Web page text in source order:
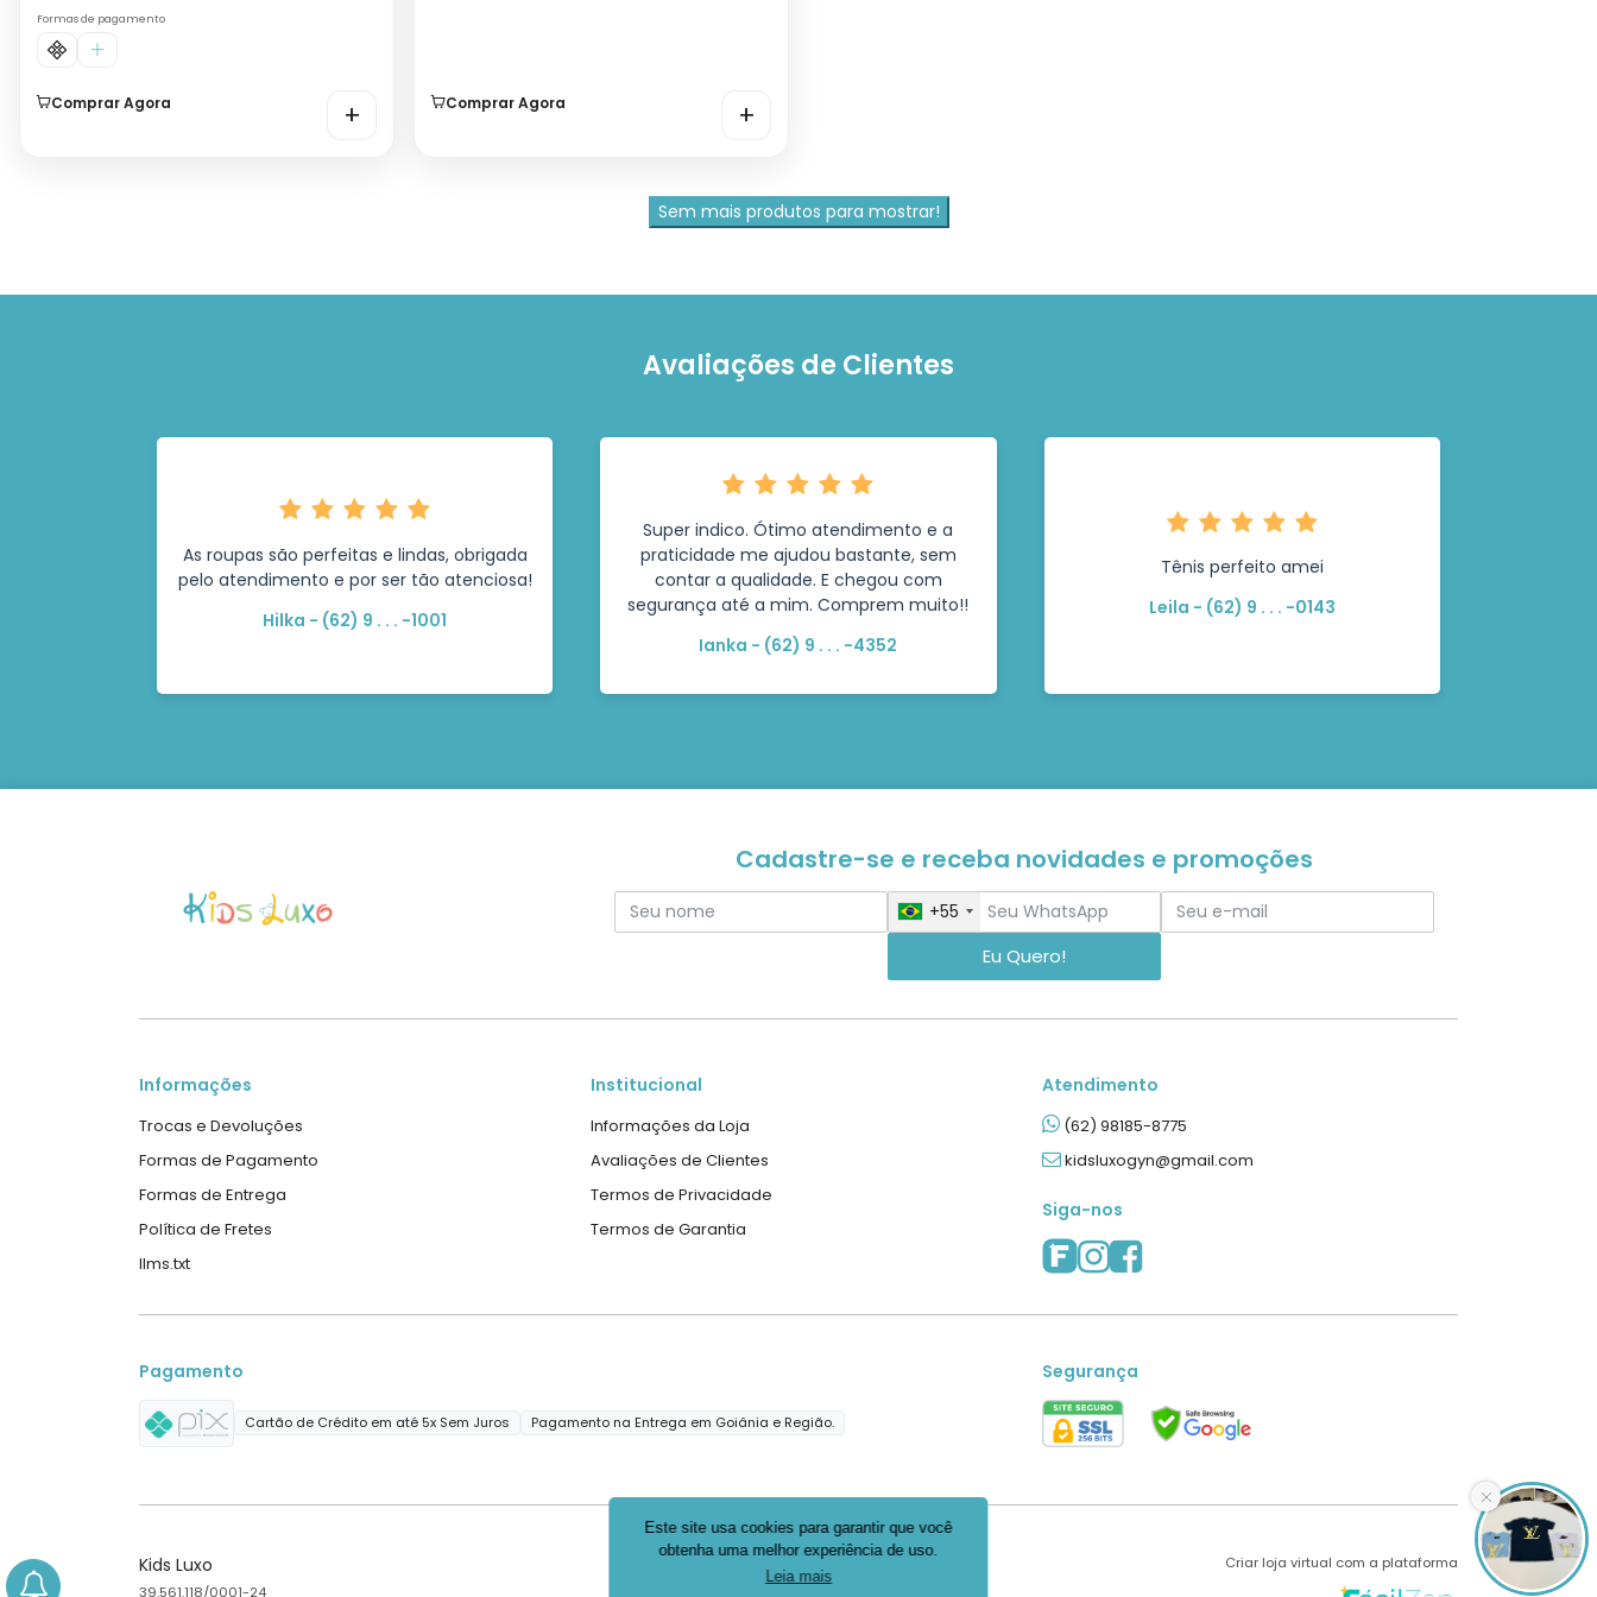
Este site usa cookies para garantir que você
obtenha uma melhor experiência de uso.
Leia mais
Formas de pagamento
Comprar Agora + Comprar Agora +
Sem mais produtos para mostrar!
Avaliações de Clientes
As roupas são perfeitas e lindas, obrigada
pelo atendimento e por ser tão atenciosa!
Hilka - (62) 9 . . . -1001
Super indico. Ótimo atendimento e a
praticidade me ajudou bastante, sem
contar a qualidade. E chegou com
segurança até a mim. Comprem muito!!
Ianka - (62) 9 . . . -4352
Tênis perfeito amei
Leila - (62) 9 . . . -0143
Cadastre-se e receba novidades e promoções
+55
Eu Quero!
Informações
Trocas e Devoluções
Formas de Pagamento
Formas de Entrega
Política de Fretes
llms.txt
Institucional
Informações da Loja
Avaliações de Clientes
Termos de Privacidade
Termos de Garantia
Atendimento
(62) 98185-8775
kidsluxogyn@gmail.com
Siga-nos
Pagamento
Cartão de Crédito em até 5x Sem Juros Pagamento na Entrega em Goiânia e Região.
Segurança
Kids Luxo
39.561.118/0001-24
Criar loja virtual com a plataforma